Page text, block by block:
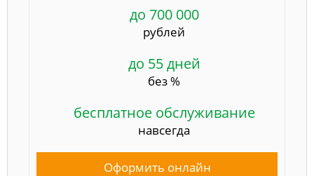
до 700 000
рублей
до 55 дней
без %
бесплатное обслуживание
навсегда
Оформить онлайн